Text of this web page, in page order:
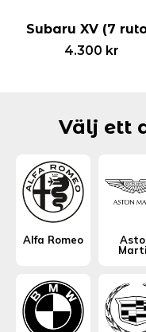
Subaru XV (7
4.300 kr
Välj ett
Alfa Romeo